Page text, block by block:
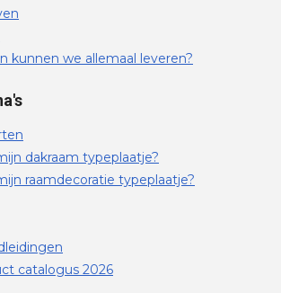
kunnen we allemaal leveren?
dakraam typeplaatje?
raamdecoratie typeplaatje?
catalogus 2026